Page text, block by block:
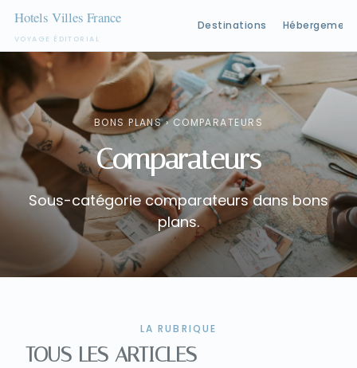
VOYAGE ÉDITORIAL
Destinations Hébergement
Aller
au
contenu
BONS PLANS › COMPARATEURS
Comparateurs
Sous-catégorie comparateurs dans bons
plans.
LA RUBRIQUE
TOUS LES ARTICLES